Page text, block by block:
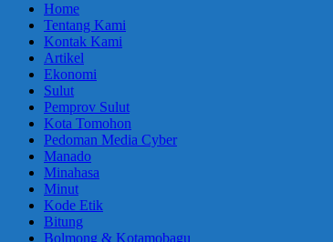
Home
Tentang Kami
Kontak Kami
Artikel
Ekonomi
Sulut
Pemprov Sulut
Kota Tomohon
Pedoman Media Cyber
Manado
Minahasa
Minut
Kode Etik
Bitung
Bolmong & Kotamobagu